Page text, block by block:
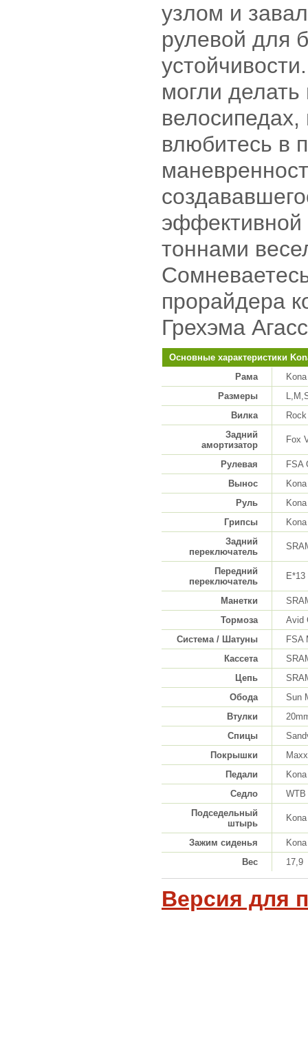
узлом и
рулевой для
могли
влюбитесь в
эффективной
тоннами
прорайдера
Грехэма
Основные характеристики
Рама
Размеры
Вилка
Задний
амортизатор
Fox
Рулевая
FSA
Вынос
Руль
Грипсы
Задний
переключатель
Передний
переключатель
Манетки
Тормоза
Avid
Система / Шатуны
FSA
Кассета
Цепь
Обода
Sun
Втулки
Спицы
Покрышки
Педали
Седло
WTB
Подседельный
штырь
Зажим сиденья
Вес
17,9
Версия для